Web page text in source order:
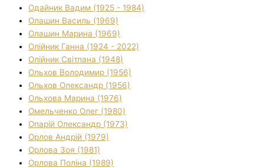
Одайник Вадим (1925 - 1984)
Олашин Василь (1969)
Олашин Марина (1969)
Олійник Ганна (1924 - 2022)
Олійник Світлана (1948)
Ольхов Володимир (1956)
Ольхов Олександр (1956)
Ольхова Марина (1976)
Омельченко Олег (1980)
Опарій Олександр (1973)
Орлов Андрій (1979)
Орлова Зоя (1981)
Орлова Поліна (1989)